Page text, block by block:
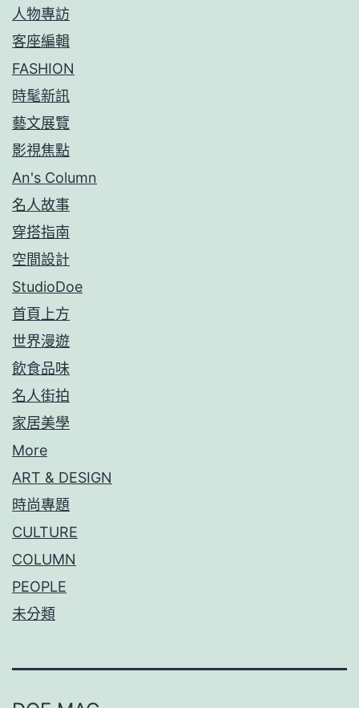
人物專訪
客座編輯
FASHION
時髦新訊
藝文展覽
影視焦點
An's Column
名人故事
穿搭指南
空間設計
StudioDoe
首頁上方
世界漫遊
飲食品味
名人街拍
家居美學
More
ART & DESIGN
時尚專題
CULTURE
COLUMN
PEOPLE
未分類